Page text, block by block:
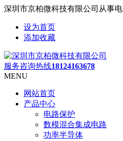
深圳市京柏微科技有限公司从事
设为首页
添加收藏
服务咨询热线18124163678
MENU
网站首页
产品中心
电路保护
数模混合集成电路
功率半导体